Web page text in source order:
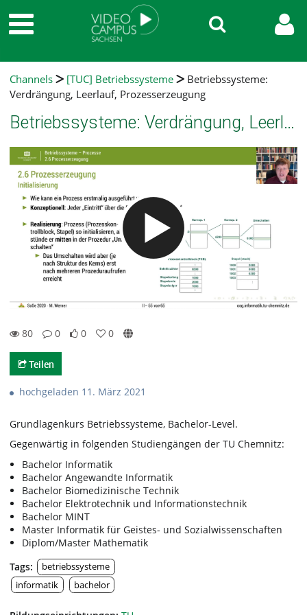
Channels [TUC] Betriebssysteme
Betriebssysteme:
Verdrängung, Leerlauf, Prozesserzeugung
Betriebssysteme: Verdrängung, Leerlauf, Prozesserzeugung
80
0
0
0
Teilen
hochgeladen 11. März 2021
Grundlagenkurs Betriebssysteme, Bachelor-Level.
Gegenwärtig in folgenden Studiengängen der TU Chemnitz:
Bachelor Informatik
Bachelor Angewandte Informatik
Bachelor Biomedizinische Technik
Bachelor Elektrotechnik und Informationstechnik
Bachelor MINT
Master Informatik für Geistes- und Sozialwissenschaften
Diplom/Master Mathematik
Tags:
betriebssysteme
informatik
bachelor